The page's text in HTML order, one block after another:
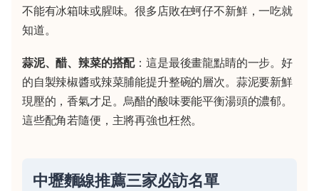
不能有冰箱味或腥味。很多店敗在蚵仔不新鮮，一吃就
知道。
蒜泥、醋、辣菜的搭配：這是最後畫龍點睛的一步。好
的自製辣椒醬或辣菜脯能提升整碗的層次。蒜泥要新鮮
現壓的，香氣才足。烏醋的酸味要能平衡湯頭的濃郁。
這些配角若隨便，主將再強也枉然。
中壢麵線推薦三家必訪名單